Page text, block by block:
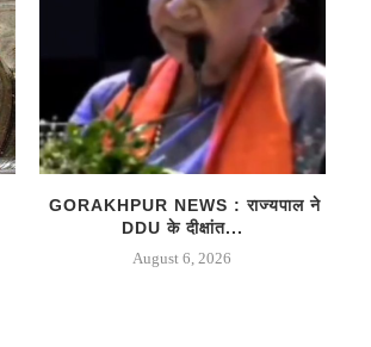
GORAKHPUR NEWS : राज्यपाल ने
DDU के दीक्षांत...
August 6, 2026